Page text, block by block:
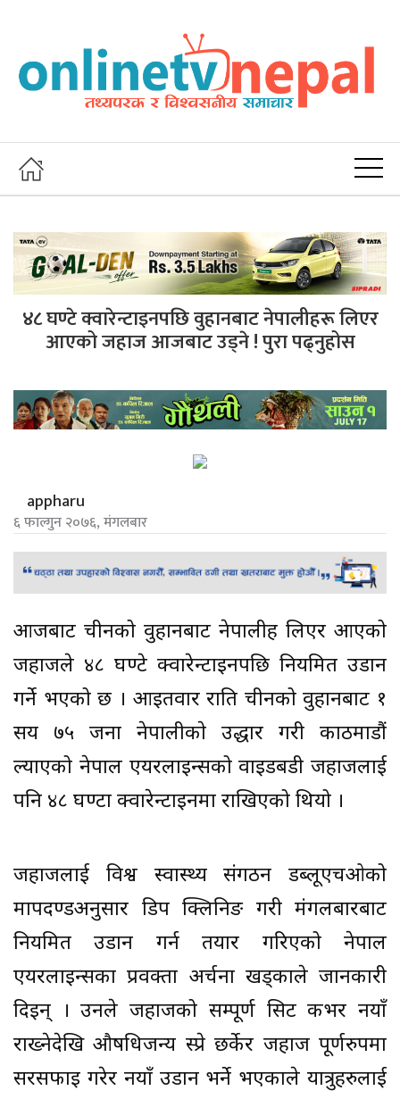
४८ घण्टे क्वारेन्टाइनपछि वुहानबाट नेपालीहरू लिएर
आएको जहाज आजबाट उड्ने ! पुरा पढ्नुहोस
appharu
६ फाल्गुन २०७६, मंगलबार
आजबाट चीनको वुहानबाट नेपालीहरू लिएर आएको
जहाजले ४८ घण्टे क्वारेन्टाइनपछि नियमित उडान
गर्ने भएको छ । आइतवार राति चीनको वुहानबाट १
सय ७५ जना नेपालीकाे उद्धार गरी काठमाडौं
ल्याएको नेपाल एयरलाइन्सको वाइडबडी जहाजलाई
पनि ४८ घण्टा क्वारेन्टाइनमा राखिएको थियो ।
जहाजलाई विश्व स्वास्थ्य संगठन डब्लूएचओको
मापदण्डअनुसार डिप क्लिनिङ गरी मंगलबारबाट
नियमित उडान गर्न तयार गरिएको नेपाल
एयरलाइन्सका प्रवक्ता अर्चना खड्काले जानकारी
दिइन् । उनले जहाजको सम्पूर्ण सिट कभर नयाँ
राख्नेदेखि औषधिजन्य स्प्रे छर्केर जहाज पूर्णरुपमा
सरसफाइ गरेर नयाँ उडान भर्ने भएकाले यात्रुहरुलाई